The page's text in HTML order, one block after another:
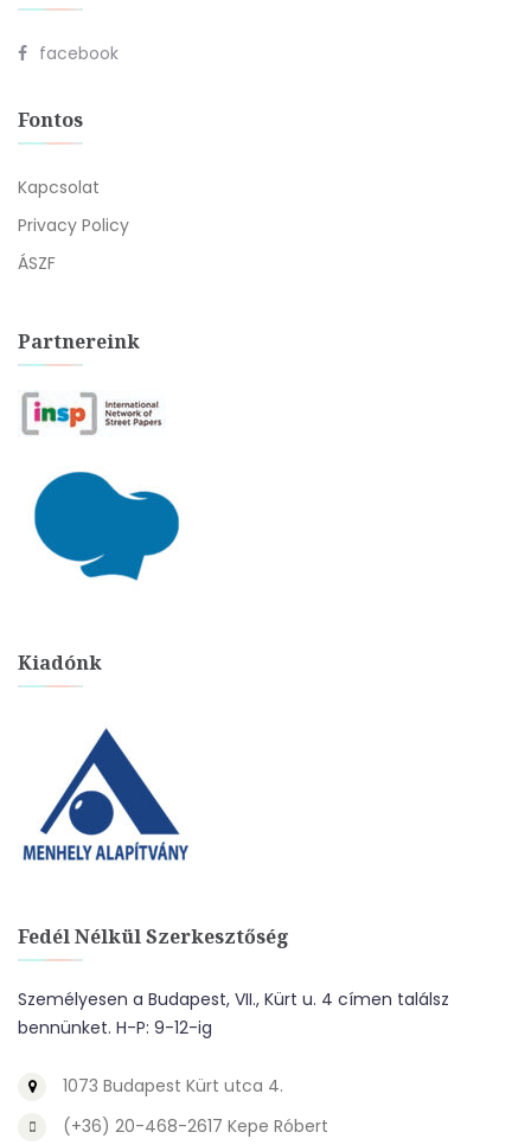
facebook
Fontos
Kapcsolat
Privacy Policy
ÁSZF
Partnereink
Kiadónk
Fedél Nélkül Szerkesztőség
Személyesen a Budapest, VII., Kürt u. 4 címen találsz
bennünket. H-P: 9-12-ig
1073 Budapest Kürt utca 4.
(+36) 20-468-2617 Kepe Róbert